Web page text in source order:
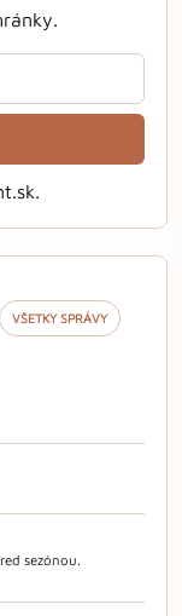
VŠETKY SPRÁVY
sezónou.